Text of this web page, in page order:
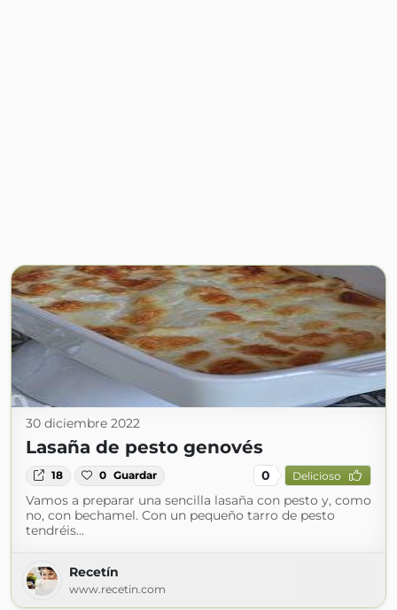
30 diciembre 2022
Lasaña de pesto genovés
18 0 Guardar 0 Delicioso
Vamos a preparar una sencilla lasaña con pesto y, como
no, con bechamel. Con un pequeño tarro de pesto
tendréis...
Recetín
www.recetin.com